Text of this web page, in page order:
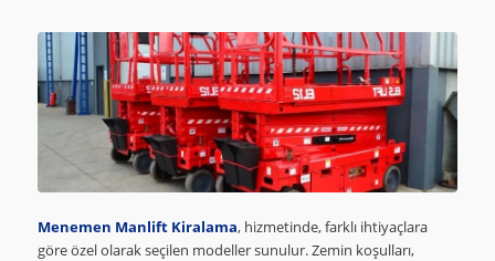
Menemen Manlift Kiralama, hizmetinde, farklı ihtiyaçlara
göre özel olarak seçilen modeller sunulur. Zemin koşulları,